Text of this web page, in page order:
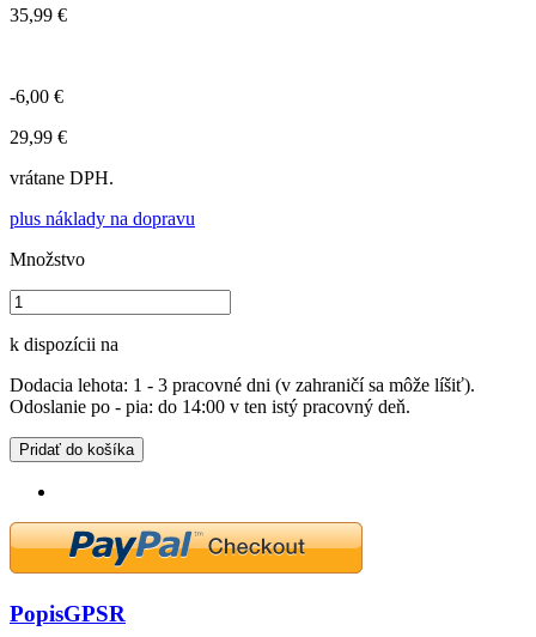
35,99 €
-6,00 €
29,99 €
vrátane DPH.
plus náklady na dopravu
Množstvo
k dispozícii na
Dodacia lehota: 1 - 3 pracovné dni (v zahraničí sa môže líšiť).
Odoslanie po - pia: do 14:00 v ten istý pracovný deň.
Pridať do košíka
PopisGPSR